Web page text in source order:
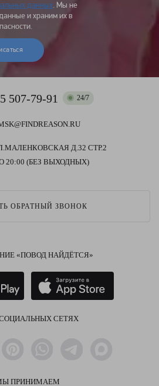
данных. Мы не
и храним их в
507-79-91 24/7
Д.32 СТР.2
20:00 (БЕЗ ВЫХОДНЫХ)
ОБРАТНЫЙ ЗВОНОК
«ПОВОД НАЙДЁТСЯ»
СЕТЯХ
ПРИНИМАЕМ